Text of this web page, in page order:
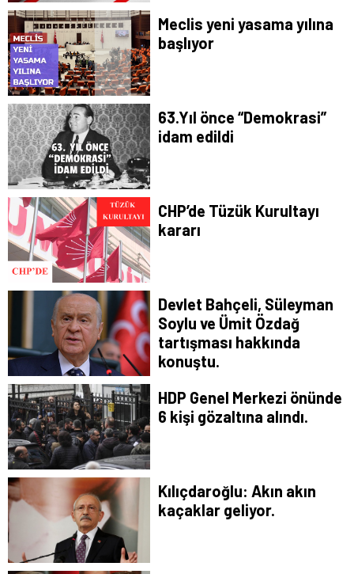
Meclis yeni yasama yılına
başlıyor
63.Yıl önce “Demokrasi”
idam edildi
CHP’de Tüzük Kurultayı
kararı
Devlet Bahçeli, Süleyman
Soylu ve Ümit Özdağ
tartışması hakkında
konuştu.
HDP Genel Merkezi önünde
6 kişi gözaltına alındı.
Kılıçdaroğlu: Akın akın
kaçaklar geliyor.